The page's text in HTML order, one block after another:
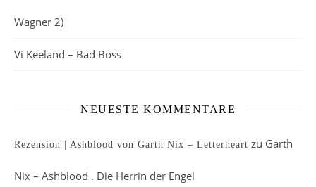
Wagner 2)
Vi Keeland – Bad Boss
NEUESTE KOMMENTARE
Rezension | Ashblood von Garth Nix – Letterheart zu Garth
Nix – Ashblood . Die Herrin der Engel